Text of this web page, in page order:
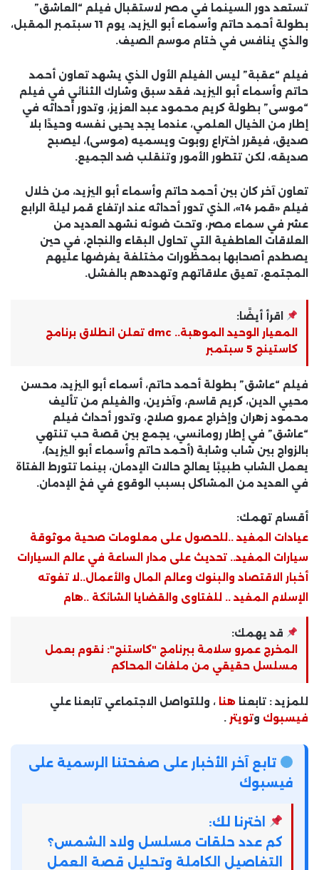
تستعد دور السينما في مصر لاستقبال فيلم “العاشق”
بطولة أحمد حاتم وأسماء أبو اليزيد، يوم 11 سبتمبر المقبل،
والذي ينافس في ختام موسم الصيف.
فيلم “عقبة” ليس الفيلم الأول الذي يشهد تعاون أحمد
حاتم وأسماء أبو اليزيد، فقد سبق وشارك الثنائي في فيلم
“موسى” بطولة كريم محمود عبد العزيز، وتدور أحداثه في
إطار من الخيال العلمي، عندما يجد يحيى نفسه وحيدًا بلا
صديق، فيقرر اختراع روبوت ويسميه (موسى)، ليصبح
صديقه، لكن تتطور الأمور وتنقلب ضد الجميع.
تعاون آخر كان بين أحمد حاتم وأسماء أبو اليزيد، من خلال
فيلم «قمر 14»، الذي تدور أحداثه عند ارتفاع قمر ليلة الرابع
عشر في سماء مصر، وتحت ضوئه نشهد العديد من
العلاقات العاطفية التي تحاول البقاء والنجاح، في حين
يصطدم أصحابها بمحظورات مختلفة يفرضها عليهم
المجتمع، تعيق علاقاتهم وتهددهم بالفشل.
اقرأ أيضًا:
المعيار الوحيد الموهبة.. dmc تعلن انطلاق برنامج
كاستينج 5 سبتمبر
فيلم “عاشق” بطولة أحمد حاتم، أسماء أبو اليزيد، محسن
محيي الدين، كريم قاسم، وآخرين، والفيلم من تأليف
محمود زهران وإخراج عمرو صلاح، وتدور أحداث فيلم
“عاشق” في إطار رومانسي، يجمع بين قصة حب تنتهي
بالزواج بين شاب وشابة (أحمد حاتم وأسماء أبو اليزيد)،
يعمل الشاب طبيبًا يعالج حالات الإدمان، بينما تتورط الفتاة
في العديد من المشاكل بسبب الوقوع في فخ الإدمان.
أقسام تهمك:
عيادات المفيد ..للحصول على معلومات صحية موثوقة
سيارات المفيد.. تحديث على مدار الساعة في عالم السيارات
أخبار الاقتصاد والبنوك وعالم المال والأعمال..لا تفوته
الإسلام المفيد .. للفتاوى والقضايا الشائكة ..هام
قد يهمك:
المخرج عمرو سلامة ببرنامج "كاستنج": نقوم بعمل
مسلسل حقيقي من ملفات المحاكم
للمزيد : تابعنا هنا ، وللتواصل الاجتماعي تابعنا علي
فيسبوك وتويتر .
تابع آخر الأخبار على صفحتنا الرسمية على
فيسبوك
اخترنا لك:
كم عدد حلقات مسلسل ولاد الشمس؟
التفاصيل الكاملة وتحليل قصة العمل